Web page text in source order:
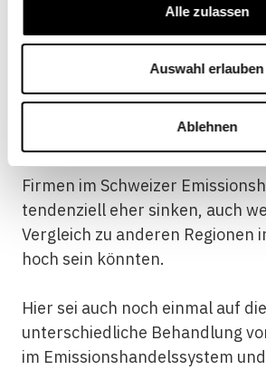
Alle zulassen
Auswahl erlauben
Ablehnen
höher als die Preise im
Emissionshandelssystem
Mit einer schrittweisen
Unternehmen jedoch langfristig
diesem Fall dürften die
Firmen im Schweizer
tendenziell eher sinken, auch
Vergleich zu anderen Regionen
hoch sein könnten.
Hier sei auch noch einmal auf die
unterschiedliche Behandlung
im Emissionshandelssystem